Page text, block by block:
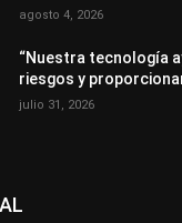
agosto 4, 2026
“Nuestra tecnología
riesgos y
julio 31, 2026